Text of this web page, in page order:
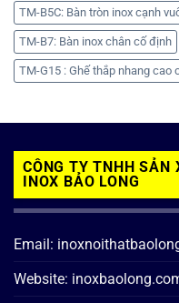
TM-B5C: Bàn tròn inox cạnh
TM-B7: Bàn inox chân cố định
TM-G15 : Ghế thắp nhang cao
CÔNG TY TNHH SẢN
INOX BẢO LONG
Email:
Website: